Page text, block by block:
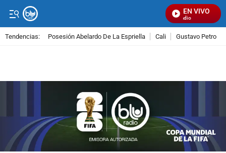
EN VIVO
Señal Visual Radio
Tendencias: Posesión Abelardo De La Espriella Cali Gustavo Petro